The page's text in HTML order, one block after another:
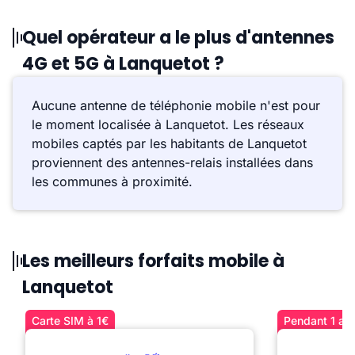
Quel opérateur a le plus d'antennes
4G et 5G à Lanquetot ?
Aucune antenne de téléphonie mobile n'est pour
le moment localisée à Lanquetot. Les réseaux
mobiles captés par les habitants de Lanquetot
proviennent des antennes-relais installées dans
les communes à proximité.
Les meilleurs forfaits mobile à
Lanquetot
Carte SIM à 1€ Pendant 1